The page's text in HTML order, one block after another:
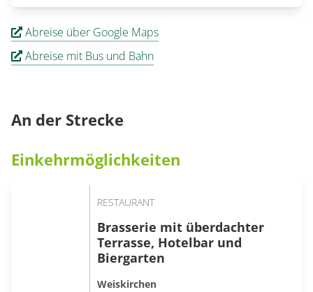
Abreise über Google Maps
Abreise mit Bus und Bahn
An der Strecke
Einkehrmöglichkeiten
RESTAURANT
Brasserie mit überdachter
Terrasse, Hotelbar und
Biergarten
Weiskirchen